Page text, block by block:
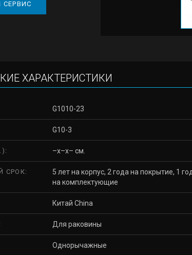
СЕРВИС
ХАРАКТЕРИСТИКИ
G1010-23
G10-3
–x–x– см.
СРОК:
5 лет на корпус, 2 года на покрытие, 1
на комплектующие
Китай China
Для раковины
Однорычажные